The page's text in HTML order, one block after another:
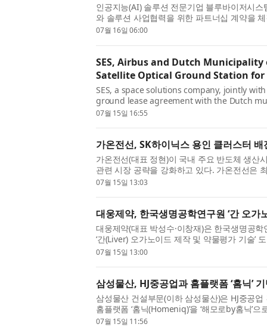
인공지능(AI) 솔루션 전문기업 블루바이저시
와 솔루션 사업협력을 위한 파트너십 계약을
약을 체결했으며, 이번 계약을 통해 블루바이
07월 16일 06:00
SES, Airbus and Dutch
Satellite Optical Ground Station for
SES, a space solutions company, jointly
ground lease agreement with the Dutch
at the NL Space Campus, next to the
07월 15일 16:55
가온전선, SK하이닉스 용인 클러스터
가온전선(대표 정현)이 국내 주요 반도체 생산
관련 시장 공략을 강화하고 있다. 가온전선은
터에 수백억 원 규모의 배전 케이블을 공급했
07월 15일 13:03
대웅제약, 한국생명공학연구원 ‘간 오가
대웅제약(대표 박성수·이창재)은 한국생명공
‘간(Liver) 오가노이드 제작 및 약물평가 기술’
결했다고 15일 밝혔다. 간 오가노이드는 줄기
07월 15일 13:00
삼성물산, HJ중공업과 홈플랫폼 ‘홈닉’
삼성물산 건설부문(이하 삼성물산)은 HJ중공
홈플랫폼 ‘홈닉(Homeniq)’을 ‘해모로by홈닉’
나선다. 삼성물산은 7월 14일 서울 HJ중공업
07월 15일 11:56